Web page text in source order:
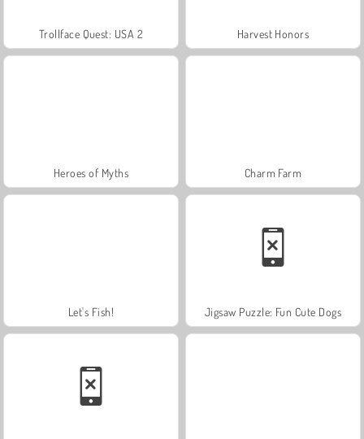
Trollface Quest: USA 2 Harvest Honors
Heroes of Myths Charm Farm
Let's Fish! Jigsaw Puzzle: Fun Cute Dogs